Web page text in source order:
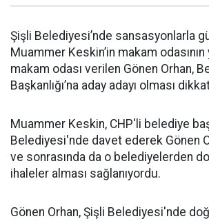
Şişli Belediyesi’nde sansasyonlarla
Muammer Keskin’in makam odasının
makam odası verilen Gönen Orhan,
Başkanlığı’na aday adayı olması
Muammer Keskin, CHP'li belediye
Belediyesi'nde davet ederek Gönen
ve sonrasında da o belediyelerden
ihaleler alması sağlanıyordu.
Gönen Orhan, Şişli Belediyesi'nde